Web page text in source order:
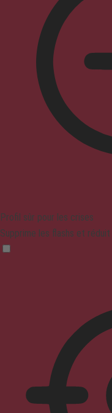
Profil sûr pour les crises
Supprime les flashs et